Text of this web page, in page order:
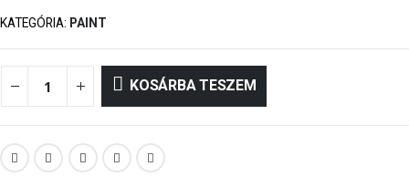
KATEGÓRIA: PAINT
KOSÁRBA TESZEM